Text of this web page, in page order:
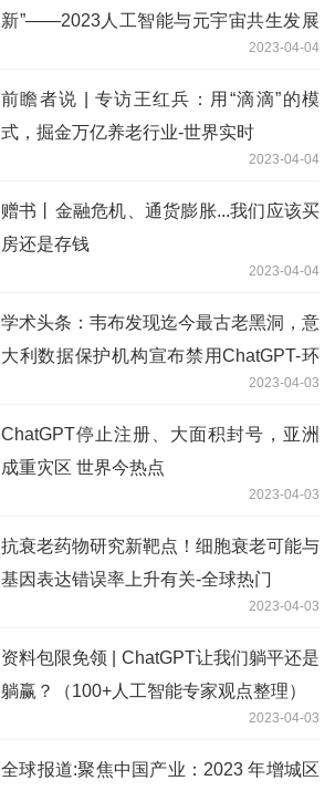
新”——2023人工智能与元宇宙共生发展
2023-04-04
前瞻者说 | 专访王红兵：用“滴滴”的模
式，掘金万亿养老行业-世界实时
2023-04-04
赠书丨金融危机、通货膨胀...我们应该买
房还是存钱
2023-04-04
学术头条：韦布发现迄今最古老黑洞，意
大利数据保护机构宣布禁用ChatGPT-环
2023-04-03
ChatGPT停止注册、大面积封号，亚洲
成重灾区 世界今热点
2023-04-03
抗衰老药物研究新靶点！细胞衰老可能与
基因表达错误率上升有关-全球热门
2023-04-03
资料包限免领 | ChatGPT让我们躺平还是
躺赢？（100+人工智能专家观点整理）
2023-04-03
全球报道:聚焦中国产业：2023 年增城区